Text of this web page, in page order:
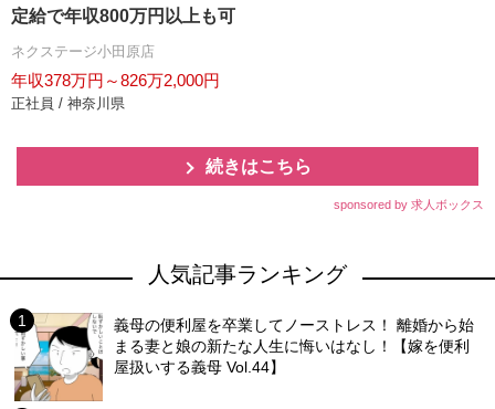
定給で年収800万円以上も可
ネクステージ小田原店
年収378万円～826万2,000円
正社員 / 神奈川県
続きはこちら
sponsored by 求人ボックス
人気記事ランキング
義母の便利屋を卒業してノーストレス！ 離婚から始
まる妻と娘の新たな人生に悔いはなし！【嫁を便利
屋扱いする義母 Vol.44】